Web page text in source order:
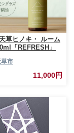
草ヒノキ・ ルーム
「REFRESH」
市
11,000円